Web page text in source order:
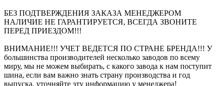
БЕЗ ПОДТВЕРЖДЕНИЯ ЗАКАЗА МЕНЕДЖЕРОМ
НАЛИЧИЕ НЕ ГАРАНТИРУЕТСЯ, ВСЕГДА ЗВОНИТЕ
ПЕРЕД ПРИЕЗДОМ!!!
ВНИМАНИЕ!!! УЧЕТ ВЕДЕТСЯ ПО СТРАНЕ БРЕНДА!!! У
большинства производителей несколько заводов по всему
миру, мы не можем выбирать, с какого завода к нам поступит
шина, если вам важно знать страну производства и год
выпуска, уточняйте эту информацию у менеджера!